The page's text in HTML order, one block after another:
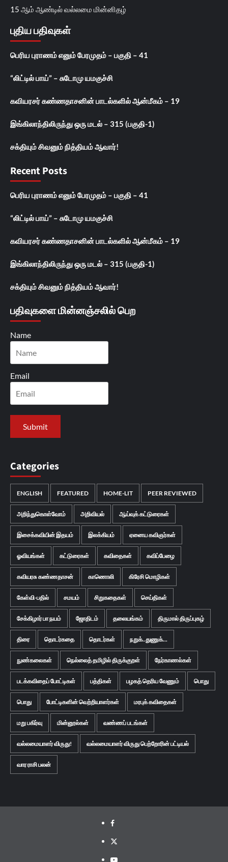
15 ஆம் ஆண்டில் வல்லமை மின்னிதழ்
புதிய பதிவுகள்
பெரிய புராணம் எனும் பேரமுதம் – பகுதி – 41
“லிட்டில் பாய்” – சுடோமு யமகுச்சி
கவியரசர் கண்ணதாசனின் பாடல்களில் ஆன்மீகம் – 19
இங்கிலாந்திலிருந்து ஒரு மடல் – 315 (பகுதி-1)
சக்தியும் சிவனும் நித்தியம் ஆவார்!
Recent Posts
பெரிய புராணம் எனும் பேரமுதம் – பகுதி – 41
“லிட்டில் பாய்” – சுடோமு யமகுச்சி
கவியரசர் கண்ணதாசனின் பாடல்களில் ஆன்மீகம் – 19
இங்கிலாந்திலிருந்து ஒரு மடல் – 315 (பகுதி-1)
சக்தியும் சிவனும் நித்தியம் ஆவார்!
பதிவுகளை மின்னஞ்சலில் பெற
Name
Email
Categories
ENGLISH FEATURED HOME-LIT PEER REVIEWED
அறிந்துகொள்வோம் அறிவியல் ஆய்வுக் கட்டுரைகள்
இசைக்கவியின் இதயம் இலக்கியம் ஏனைய கவிஞர்கள்
ஓவியங்கள் கட்டுரைகள் கவிதைகள் கவிப்பேழை
கவியரசு கண்ணதாசன் காணொலி கிரேசி மொழிகள்
கேள்வி-பதில் சமயம் சிறுகதைகள் செய்திகள்
சேக்கிழார் பா நயம் ஜோதிடம் தலையங்கம் திருமால் திருப்புகழ்
திரை தொடர்கதை தொடர்கள் நறுக்..துணுக்...
நுண்கலைகள் நெல்லைத் தமிழில் திருக்குறள் நேர்காணல்கள்
படக்கவிதைப் போட்டிகள் பத்திகள் பழகத் தெரிய வேணும் பொது
பொது போட்டிகளின் வெற்றியாளர்கள் மரபுக் கவிதைகள்
மறு பகிர்வு மின்னூல்கள் வண்ணப் படங்கள்
வல்லமையாளர் விருது! வல்லமையாளர் விருது பெற்றோரின் பட்டியல்
வார ராசி பலன்
Facebook
Twitter
Youtube